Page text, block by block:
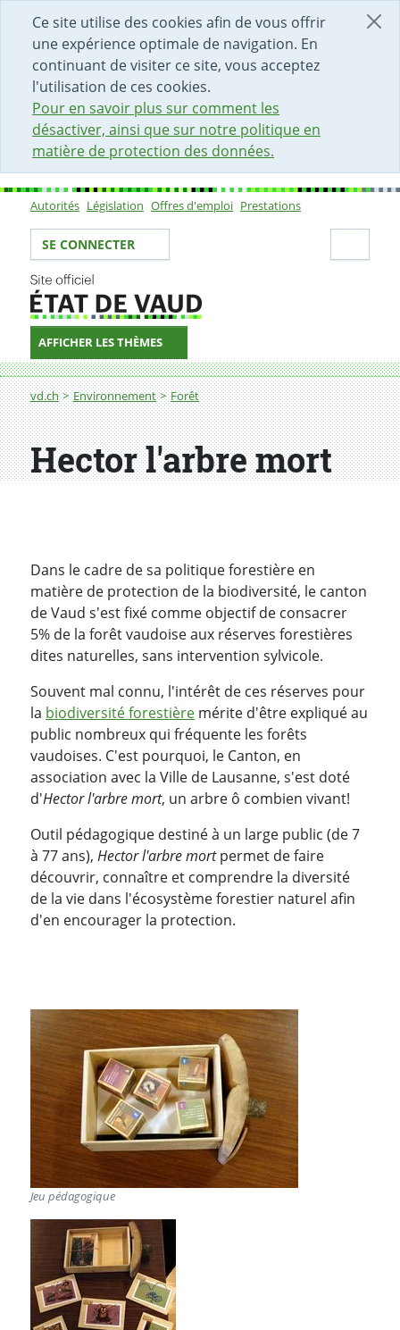
Ce site utilise des cookies afin de vous offrir
une expérience optimale de navigation. En
continuant de visiter ce site, vous acceptez
l'utilisation de ces cookies.
Pour en savoir plus sur comment les
désactiver, ainsi que sur notre politique en
matière de protection des données.
DÉBUT DU CONTENU DE LA PAGE
ACCÈS AU CHAMP DE RECHERCHE
PAGE D'ACCUEIL
FORMULAIRE DE CONTACT
Sous-navigation
Autorités Législation Offres d'emploi Prestations
Votre identité
SE CONNECTER
AFFICHER LES THÈMES
Fil d'Ariane
vd.ch Environnement Forêt
Hector
Hector l'arbre mort
Dans le cadre de sa politique forestière en
matière de protection de la biodiversité, le canton
de Vaud s'est fixé comme objectif de consacrer
5% de la forêt vaudoise aux réserves forestières
dites naturelles, sans intervention sylvicole.
Souvent mal connu, l'intérêt de ces réserves pour
la biodiversité forestière mérite d'être expliqué au
public nombreux qui fréquente les forêts
vaudoises. C'est pourquoi, le Canton, en
association avec la Ville de Lausanne, s'est doté
d'Hector l'arbre mort, un arbre ô combien vivant!
Outil pédagogique destiné à un large public (de 7
à 77 ans), Hector l'arbre mortpermet de faire
découvrir, connaître et comprendre la diversité
de la vie dans l'écosystème forestier naturel afin
d'en encourager la protection.
Jeu pédagogique